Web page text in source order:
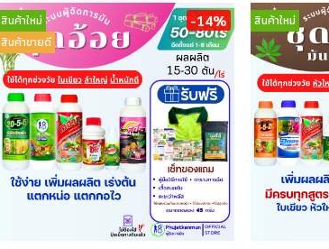
สินค้าใหม่
สินค้าขายดี
-14% สินค้าใหม่